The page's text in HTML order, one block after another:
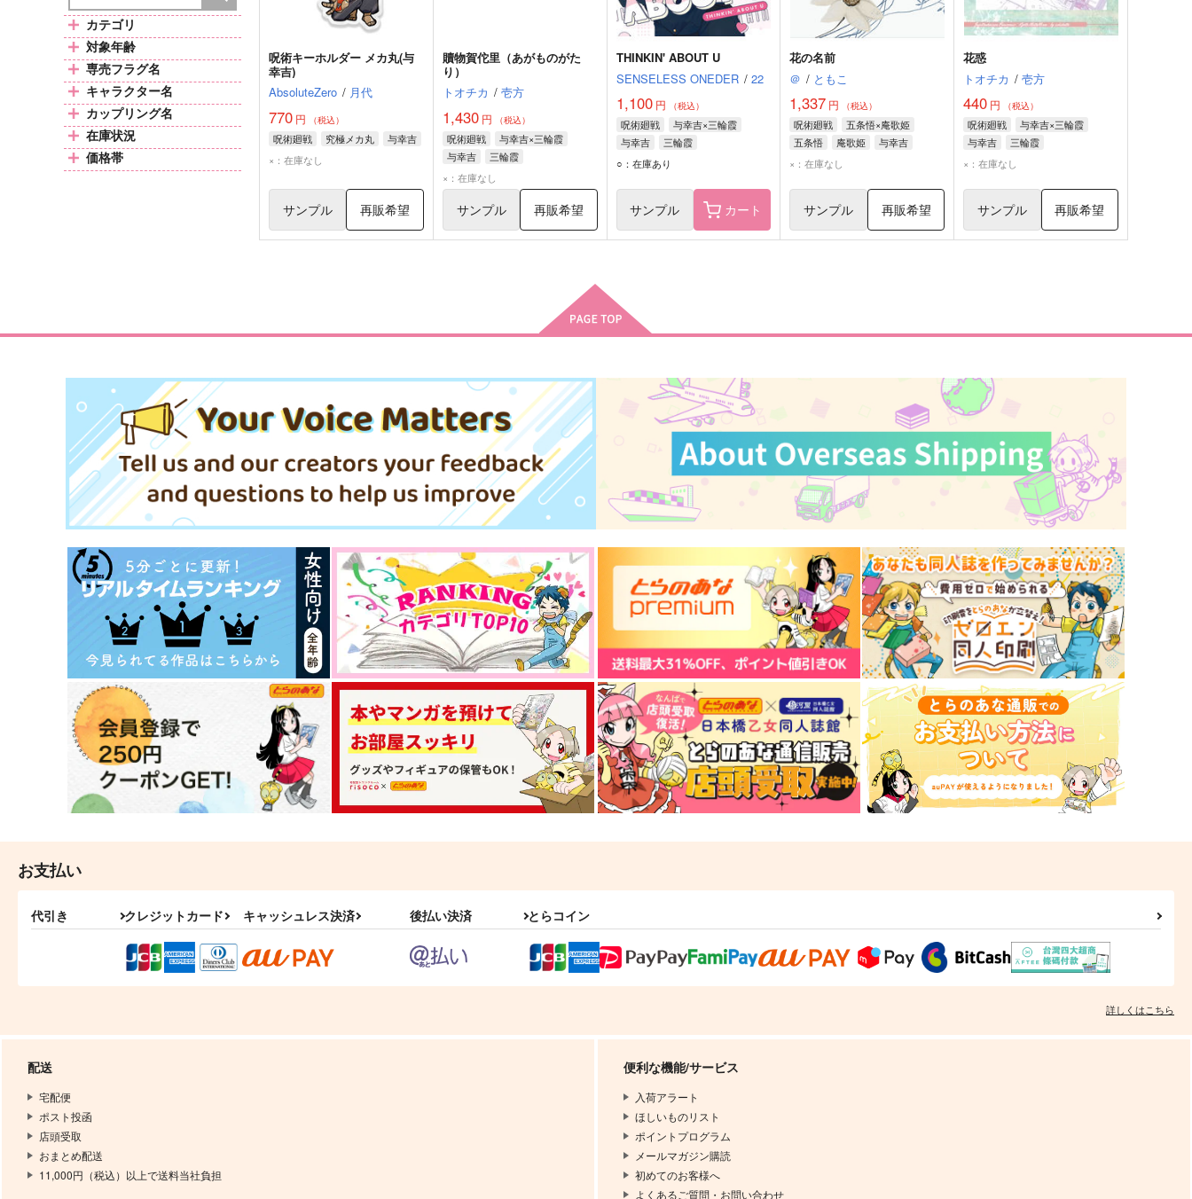
カテゴリ
対象年齢
専売フラグ名
キャラクター名
カップリング名
在庫状況
価格帯
呪術キーホルダー メカ丸(与
幸吉)
AbsoluteZero / 月代
770 円 （税込）
呪術廻戦 究極メカ丸
与幸吉
×：在庫なし
サンプル 再販希望
贖物賀佗里（あがものがた
り）
トオチカ / 壱方
1,430円 （税込）
呪術廻戦
与幸吉×三輪霞
与幸吉
三輪霞
×：在庫なし
サンプル 再販希望
THINKIN' ABOUT U
SENSELESS ONEDER / 22
1,100円 （税込）
呪術廻戦
与幸吉×三輪霞
与幸吉
三輪霞
○：在庫あり
サンプル カート
花の名前
＠ / ともこ
1,337 円 （税込）
呪術廻戦
五条悟×庵歌姫
五条悟
庵歌姫
与幸吉
×：在庫なし
サンプル 再販希望
花惑
トオチカ / 壱方
440 円 （税込）
呪術廻戦
与幸吉×三輪霞
与幸吉
三輪霞
×：在庫なし
サンプル 再販希望
お支払い
代引き クレジットカード キャッシュレス決済 後払い決済 とらコイン
詳しくはこちら
配送
宅配便
ポスト投函
店頭受取
おまとめ配送
11,000円（税込）以上で送料当社負担
便利な機能/サービス
入荷アラート
ほしいものリスト
ポイントプログラム
メールマガジン購読
初めてのお客様へ
よくあるご質問・お問い合わせ